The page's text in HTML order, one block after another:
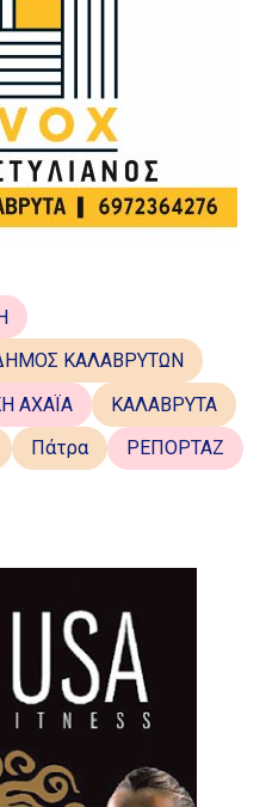
ΚΑΛΑΒΡΥΤΩΝ
ΑΧΑΪΑ
ΚΑΛΑΒΡΥΤΑ
Πάτρα
ΡΕΠΟΡΤΑΖ